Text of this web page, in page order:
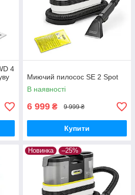
4
Миючий пилосос SE 2 Spot
В наявності
6 999 ₴ 9 999 ₴
Купити
Новинка –25%